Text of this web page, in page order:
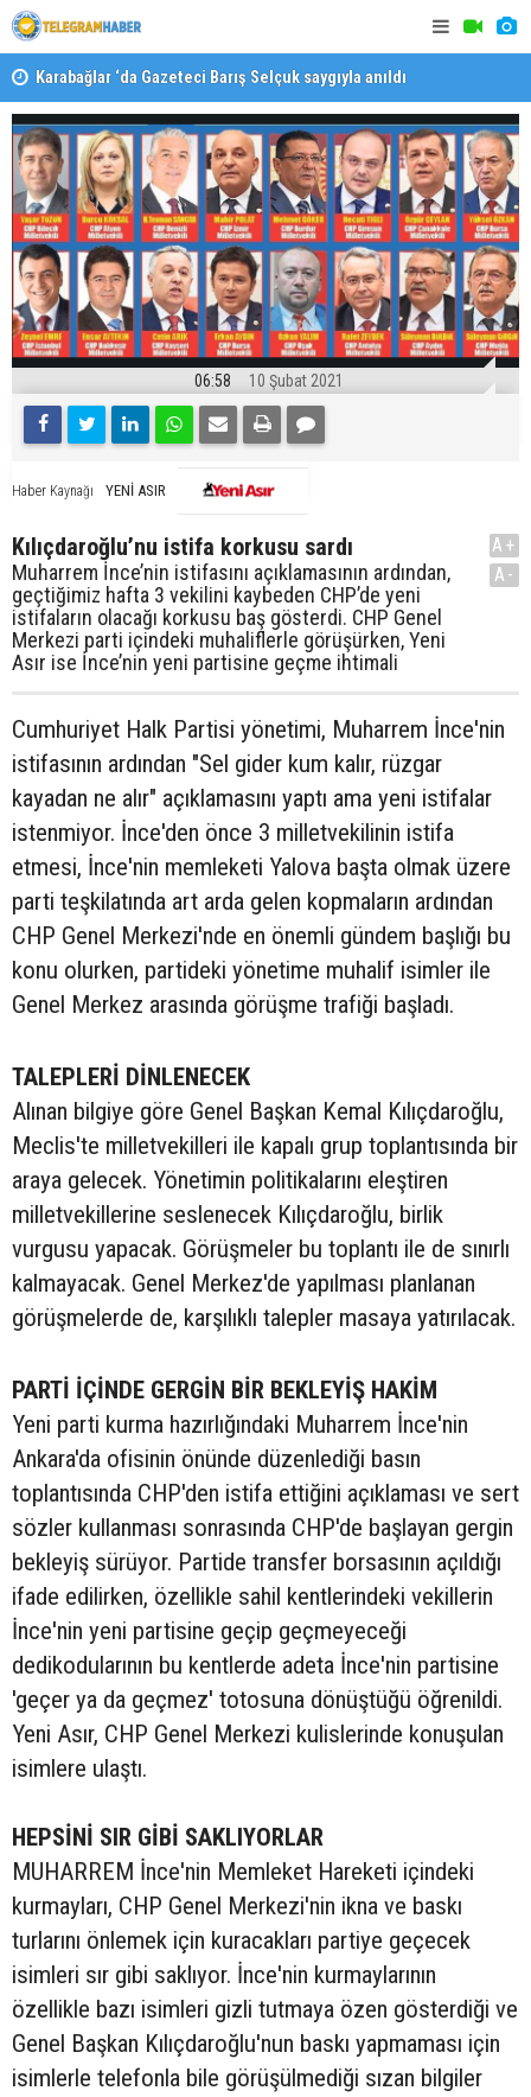
Karabağlar ‘da Gazeteci Barış Selçuk saygıyla anıldı
06:58 10 Şubat 2021
Haber Kaynağı YENİ ASIR
Kılıçdaroğlu’nu istifa korkusu sardı
Muharrem İnce’nin istifasını açıklamasının ardından,
geçtiğimiz hafta 3 vekilini kaybeden CHP’de yeni
istifaların olacağı korkusu baş gösterdi. CHP Genel
Merkezi parti içindeki muhaliflerle görüşürken, Yeni
Asır ise İnce’nin yeni partisine geçme ihtimali
A+
A-
Cumhuriyet Halk Partisi yönetimi, Muharrem İnce'nin
istifasının ardından "Sel gider kum kalır, rüzgar
kayadan ne alır" açıklamasını yaptı ama yeni istifalar
istenmiyor. İnce'den önce 3 milletvekilinin istifa
etmesi, İnce'nin memleketi Yalova başta olmak üzere
parti teşkilatında art arda gelen kopmaların ardından
CHP Genel Merkezi'nde en önemli gündem başlığı bu
konu olurken, partideki yönetime muhalif isimler ile
Genel Merkez arasında görüşme trafiği başladı.
TALEPLERİ DİNLENECEK
Alınan bilgiye göre Genel Başkan Kemal Kılıçdaroğlu,
Meclis'te milletvekilleri ile kapalı grup toplantısında bir
araya gelecek. Yönetimin politikalarını eleştiren
milletvekillerine seslenecek Kılıçdaroğlu, birlik
vurgusu yapacak. Görüşmeler bu toplantı ile de sınırlı
kalmayacak. Genel Merkez'de yapılması planlanan
görüşmelerde de, karşılıklı talepler masaya yatırılacak.
PARTİ İÇİNDE GERGİN BİR BEKLEYİŞ HAKİM
Yeni parti kurma hazırlığındaki Muharrem İnce'nin
Ankara'da ofisinin önünde düzenlediği basın
toplantısında CHP'den istifa ettiğini açıklaması ve sert
sözler kullanması sonrasında CHP'de başlayan gergin
bekleyiş sürüyor. Partide transfer borsasının açıldığı
ifade edilirken, özellikle sahil kentlerindeki vekillerin
İnce'nin yeni partisine geçip geçmeyeceği
dedikodularının bu kentlerde adeta İnce'nin partisine
'geçer ya da geçmez' totosuna dönüştüğü öğrenildi.
Yeni Asır, CHP Genel Merkezi kulislerinde konuşulan
isimlere ulaştı.
HEPSİNİ SIR GİBİ SAKLIYORLAR
MUHARREM İnce'nin Memleket Hareketi içindeki
kurmayları, CHP Genel Merkezi'nin ikna ve baskı
turlarını önlemek için kuracakları partiye geçecek
isimleri sır gibi saklıyor. İnce'nin kurmaylarının
özellikle bazı isimleri gizli tutmaya özen gösterdiği ve
Genel Başkan Kılıçdaroğlu'nun baskı yapmaması için
isimlerle telefonla bile görüşülmediği sızan bilgiler